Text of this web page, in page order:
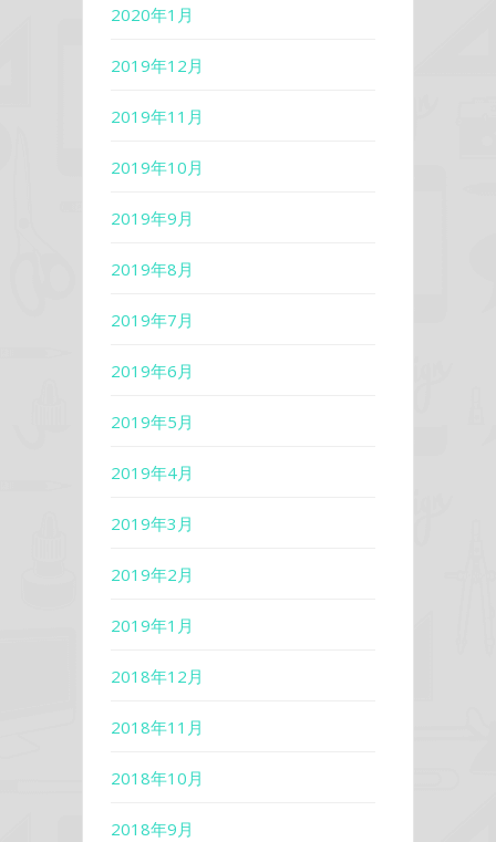
2020年1月
2019年12月
2019年11月
2019年10月
2019年9月
2019年8月
2019年7月
2019年6月
2019年5月
2019年4月
2019年3月
2019年2月
2019年1月
2018年12月
2018年11月
2018年10月
2018年9月